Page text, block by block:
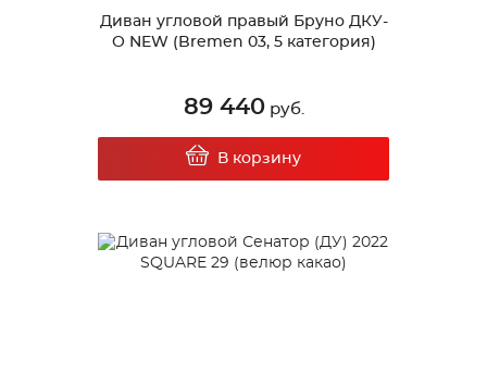
Диван угловой правый Бруно ДКУ-
О NEW (Bremen 03, 5 категория)
89 440руб.
В корзину